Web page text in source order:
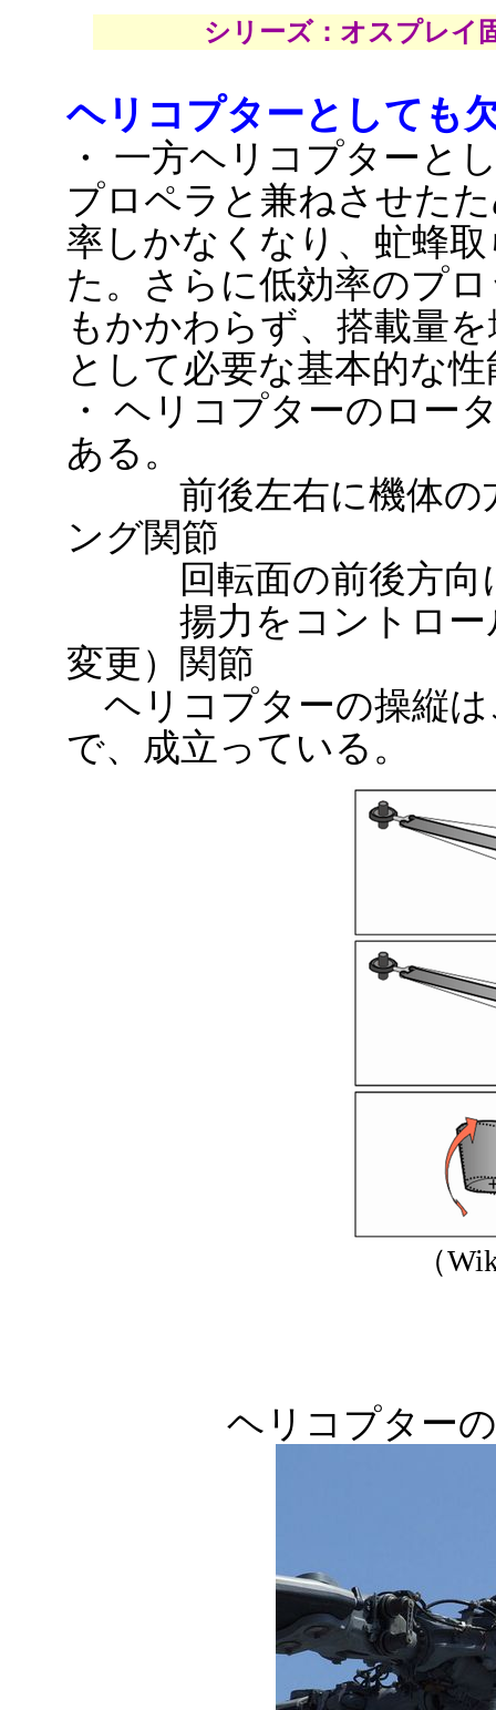
シリーズ：オスプレイ
ヘリコプターとしても
・ 一方ヘリコプターと
プロペラと兼ねさせた
率しかなくなり、虻蜂
た。さらに低効率のプ
もかかわらず、搭載量
として必要な基本的な
・ ヘリコプターのロー
ある。
前後左右に機体の方
ング関節
回転面の前後方向に
揚力をコントロール
変更）関節
ヘリコプターの操縦は
で、成立っている。
（
ヘリコプター